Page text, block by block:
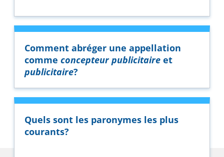
Comment abréger une appellation
comme concepteur publicitaire et
publicitaire?
Quels sont les paronymes les plus
courants?